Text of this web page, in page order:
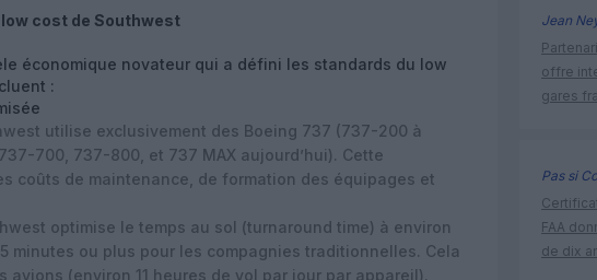
cost de Southwest
économique novateur qui a défini les standards du low
:
utilise exclusivement des Boeing 737 (737-200 à
700, 737-800, et 737 MAX aujourd’hui). Cette
coûts de maintenance, de formation des équipages et
optimise le temps au sol (turnaround time) à environ
minutes ou plus pour les compagnies traditionnelles. Cela
avions (environ 11 heures de vol par jour par appareil).
Jean
offre
gares
Pas si
FAA
de dix